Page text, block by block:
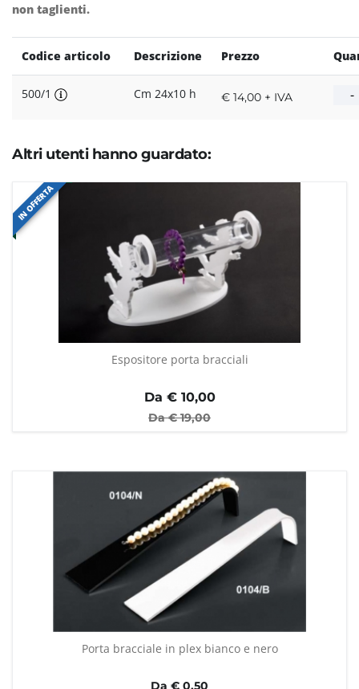
non taglienti.
Codice articolo Descrizione Prezzo
500/1 Cm 24x10 h € 14,00 + IVA
Altri utenti hanno guardato:
IN OFFERTA
Espositore porta bracciali
Da €10,00
Da €19,00
Porta bracciale in plex bianco e nero
Da € 0,50